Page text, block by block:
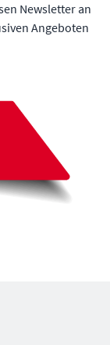
Newsletter an
Angeboten